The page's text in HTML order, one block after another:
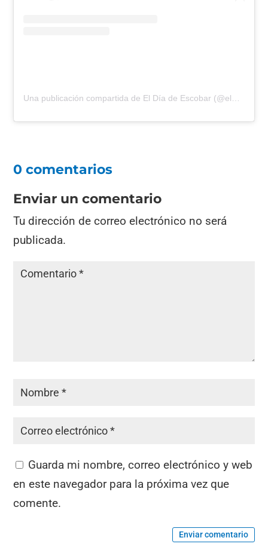
0 comentarios
Enviar un comentario
Tu dirección de correo electrónico no será
publicada.
Guarda mi nombre, correo electrónico y web
en este navegador para la próxima vez que
comente.
Enviar comentario